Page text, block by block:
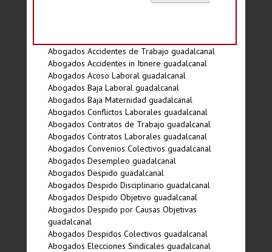
Abogados Accidentes de Trabajo guadalcanal
Abogados Accidentes in Itinere guadalcanal
Abogados Acoso Laboral guadalcanal
Abogados Baja Laboral guadalcanal
Abogados Baja Maternidad guadalcanal
Abogados Conflictos Laborales guadalcanal
Abogados Contratos de Trabajo guadalcanal
Abogados Contratos Laborales guadalcanal
Abogados Convenios Colectivos guadalcanal
Abogados Desempleo guadalcanal
Abogados Despido guadalcanal
Abogados Despido Disciplinario guadalcanal
Abogados Despido Objetivo guadalcanal
Abogados Despido por Causas Objetivas
guadalcanal
Abogados Despidos Colectivos guadalcanal
Abogados Elecciones Sindicales guadalcanal